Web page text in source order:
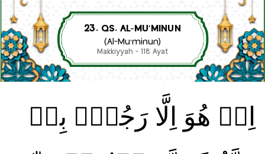
23. QS. AL-MU’MINUN
(Al-Mu’minun)
Makkiyyah - 118 Ayat
اِنۡ هُوَ اِلَّا رَجُلٌۢ بِهٖ